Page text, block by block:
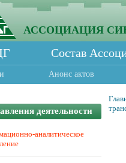
АССОЦИАЦИЯ
Состав
Анонс актов
деятельности
аналитическое